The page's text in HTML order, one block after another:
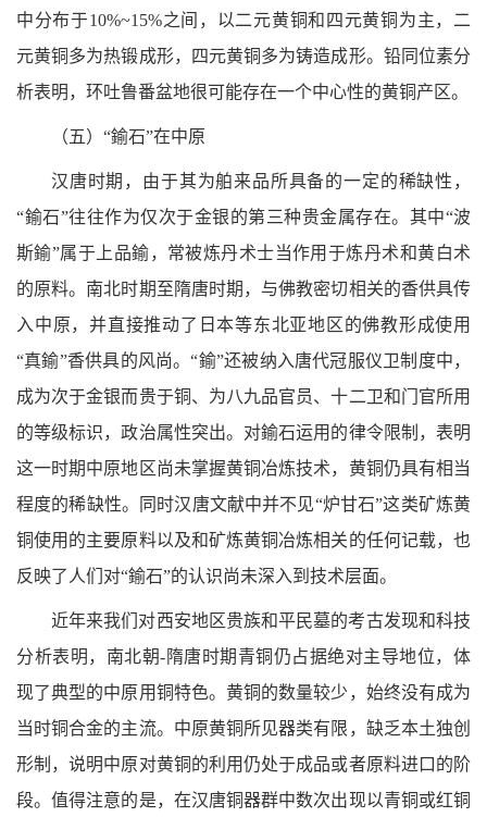
中分布于10%~15%之间，以二元黄铜和四元黄铜为主，二
元黄铜多为热锻成形，四元黄铜多为铸造成形。铅同位素分
析表明，环吐鲁番盆地很可能存在一个中心性的黄铜产区。
（五）“鍮石”在中原
汉唐时期，由于其为舶来品所具备的一定的稀缺性，
“鍮石”往往作为仅次于金银的第三种贵金属存在。其中“波
斯鍮”属于上品鍮，常被炼丹术士当作用于炼丹术和黄白术
的原料。南北时期至隋唐时期，与佛教密切相关的香供具传
入中原，并直接推动了日本等东北亚地区的佛教形成使用
“真鍮”香供具的风尚。“鍮”还被纳入唐代冠服仪卫制度中，
成为次于金银而贵于铜、为八九品官员、十二卫和门官所用
的等级标识，政治属性突出。对鍮石运用的律令限制，表明
这一时期中原地区尚未掌握黄铜冶炼技术，黄铜仍具有相当
程度的稀缺性。同时汉唐文献中并不见“炉甘石”这类矿炼黄
铜使用的主要原料以及和矿炼黄铜冶炼相关的任何记载，也
反映了人们对“鍮石”的认识尚未深入到技术层面。
近年来我们对西安地区贵族和平民墓的考古发现和科技
分析表明，南北朝-隋唐时期青铜仍占据绝对主导地位，体
现了典型的中原用铜特色。黄铜的数量较少，始终没有成为
当时铜合金的主流。中原黄铜所见器类有限，缺乏本土独创
形制，说明中原对黄铜的利用仍处于成品或者原料进口的阶
段。值得注意的是，在汉唐铜器群中数次出现以青铜或红铜